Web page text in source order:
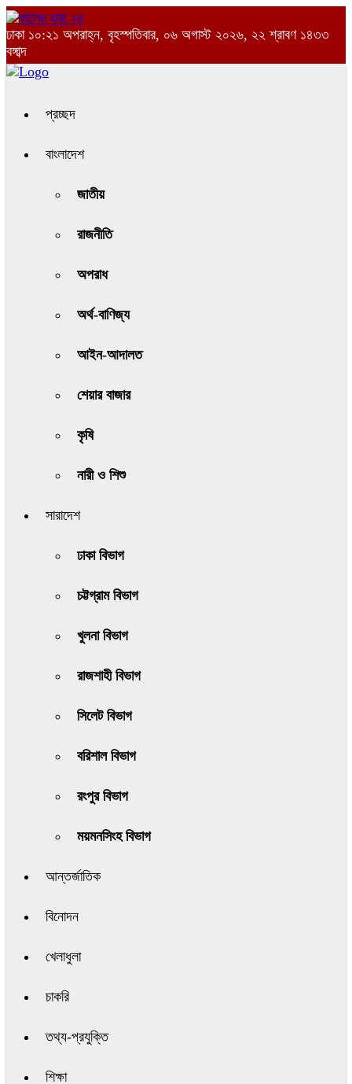
ঢাকা ১০:২১ অপরাহ্ন, বৃহস্পতিবার, ০৬ অগাস্ট ২০২৬, ২২ শ্রাবণ ১৪৩৩
বঙ্গাব্দ
প্রচ্ছদ
বাংলাদেশ
জাতীয়
রাজনীতি
অপরাধ
অর্থ-বাণিজ্য
আইন-আদালত
শেয়ার বাজার
কৃষি
নারী ও শিশু
সারাদেশ
ঢাকা বিভাগ
চট্টগ্রাম বিভাগ
খুলনা বিভাগ
রাজশাহী বিভাগ
সিলেট বিভাগ
বরিশাল বিভাগ
রংপুর বিভাগ
ময়মনসিংহ বিভাগ
আন্তর্জাতিক
বিনোদন
খেলাধুলা
চাকরি
তথ্য-প্রযুক্তি
শিক্ষা